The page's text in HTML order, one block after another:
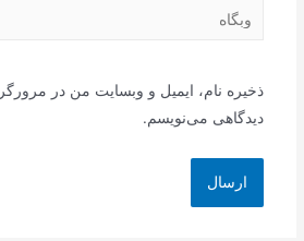
وبگاه
ذخیره نام، ایمیل و وبسایت من در
دیدگاهی می‌نویسم.